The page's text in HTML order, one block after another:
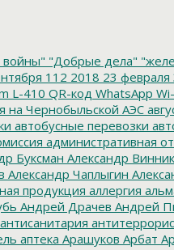
"Добрые дела"
112 2018 23 февраля
L-410 QR-код WhatsApp
на Чернобыльской АЭС
автобусные перевозки
административная
Буксман Александр
Александр Чаплыгин
продукция аллергия
Андрей Драчев Андрей
антисанитария
аптека Арашуков Арбат